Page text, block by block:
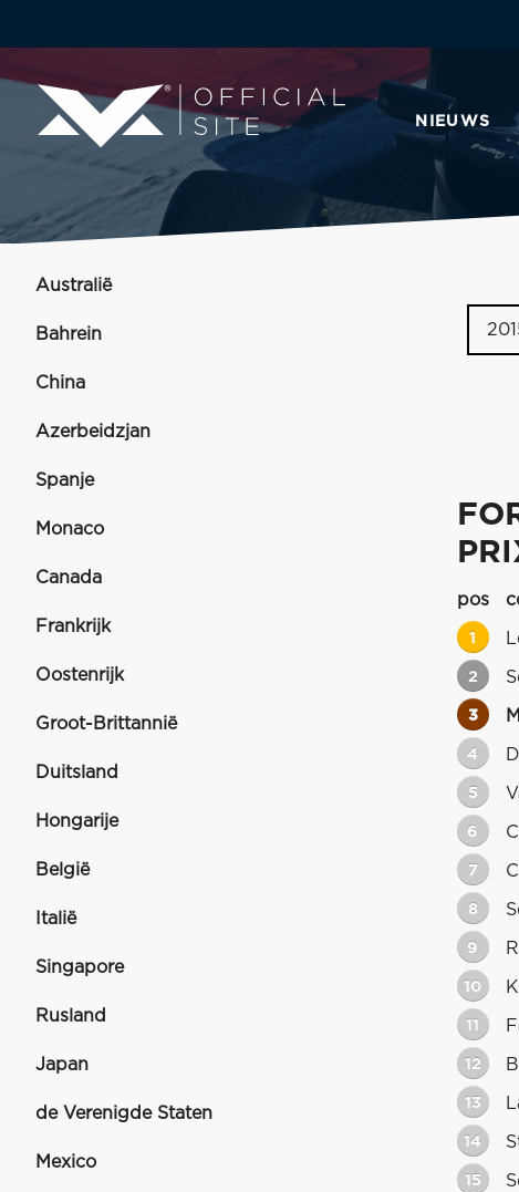
NIEUWS
Australië
Bahrein
China
Azerbeidzjan
Spanje
Monaco
Canada
Frankrijk
Oostenrijk
Groot-Brittannië
Duitsland
Hongarije
België
Italië
Singapore
Rusland
Japan
de Verenigde Staten
Mexico
pos
1
2
3
4
5
6
7
8
9
10
11
12
13
14
15